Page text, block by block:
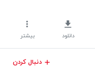
دانلود بیشتر
دنبال کردن